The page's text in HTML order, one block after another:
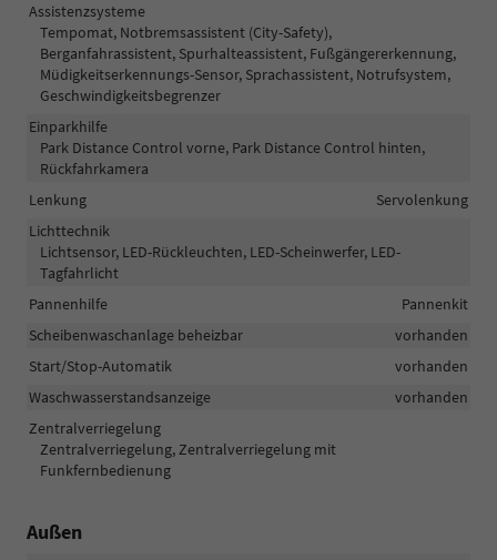
Assistenzsysteme
Tempomat, Notbremsassistent (City-Safety),
Berganfahrassistent, Spurhalteassistent, Fußgängererkennung,
Müdigkeitserkennungs-Sensor, Sprachassistent, Notrufsystem,
Geschwindigkeitsbegrenzer
Einparkhilfe
Park Distance Control vorne, Park Distance Control hinten,
Rückfahrkamera
Lenkung
Servolenkung
Lichttechnik
Lichtsensor, LED-Rückleuchten, LED-Scheinwerfer, LED-
Tagfahrlicht
Pannenhilfe
Pannenkit
Scheibenwaschanlage beheizbar
vorhanden
Start/Stop-Automatik
vorhanden
Waschwasserstandsanzeige
vorhanden
Zentralverriegelung
Zentralverriegelung, Zentralverriegelung mit
Funkfernbedienung
Außen